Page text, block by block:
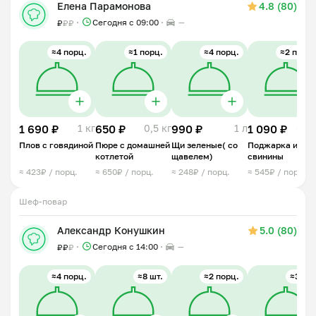
Елена Парамонова 4.8 (80)
₽₽₽ Сегодня с 09:00 —
≈4 порц.
1 690 ₽ 1 кг
Плов с говядиной
≈ 423₽ / порц.
≈1 порц.
650 ₽ 0,5 кг
Пюре с домашней
котлетой
≈ 650₽ / порц.
≈4 порц.
990 ₽ 1 л
Щи зеленые( со
щавелем)
≈ 248₽ / порц.
≈2 порц.
1 090 ₽
Поджарка из
свинины
≈ 545₽ / порц.
Шеф-повар
Александр Конушкин 5.0 (80)
₽₽₽ Сегодня с 14:00 —
≈4 порц. ≈8 шт. ≈2 порц. ≈3 шт.